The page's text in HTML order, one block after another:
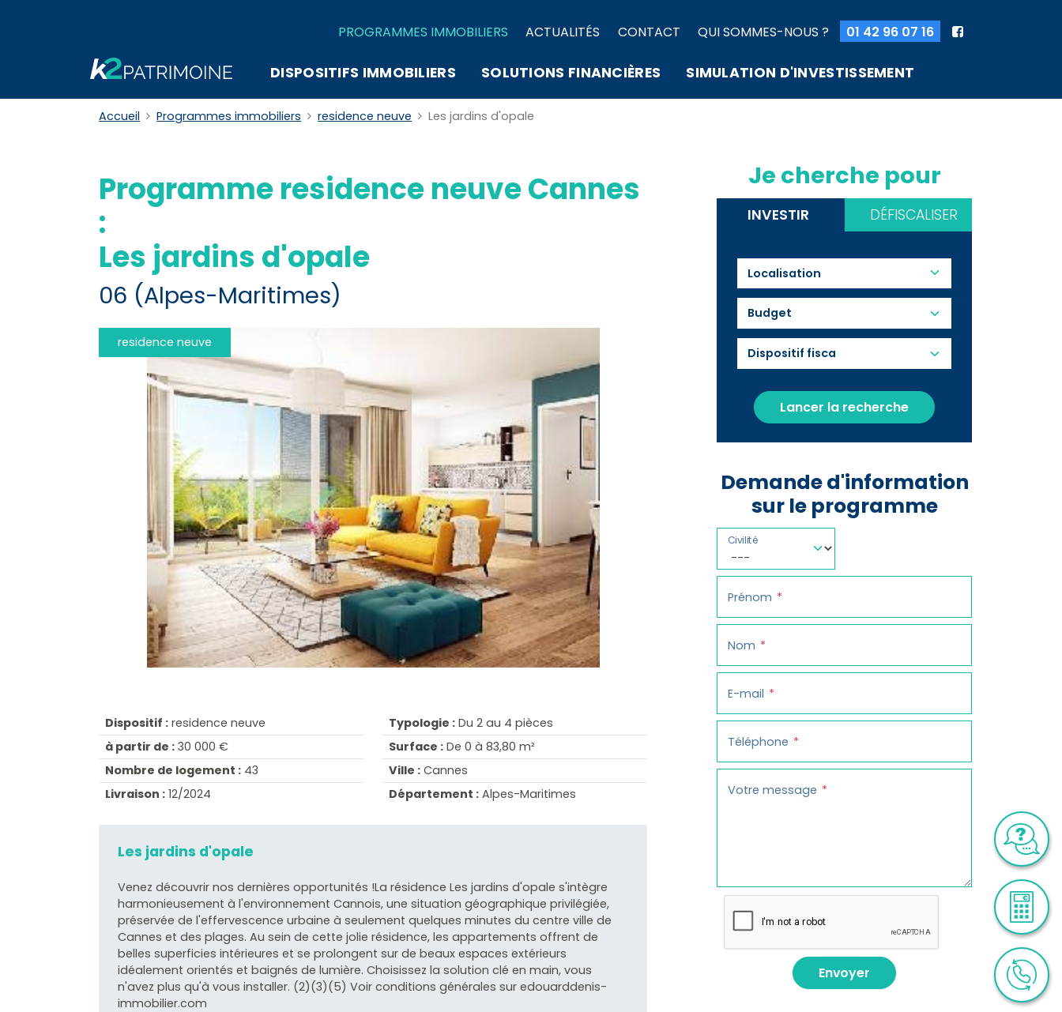
PROGRAMMES IMMOBILIERS ACTUALITÉS CONTACT QUI SOMMES-NOUS ? 01 42 96 07 16
DISPOSITIFS IMMOBILIERS SOLUTIONS FINANCIÈRES SIMULATION D'INVESTISSEMENT
Accueil Programmes immobiliers residence neuve Les jardins d'opale
Programme residence neuve Cannes
:
Les jardins d'opale
06 (Alpes-Maritimes)
residence neuve
Dispositif : residence neuve
à partir de : 30 000 €
Nombre de logement : 43
Livraison : 12/2024
Typologie : Du 2 au 4 pièces
Surface : De 0 à 83,80 m²
Ville : Cannes
Département : Alpes-Maritimes
Les jardins d'opale
Venez découvrir nos dernières opportunités !La résidence Les jardins d'opale s'intègre
harmonieusement à l'environnement Cannois, une situation géographique privilégiée,
préservée de l'effervescence urbaine à seulement quelques minutes du centre ville de
Cannes et des plages. Au sein de cette jolie résidence, les appartements offrent de
belles superficies intérieures et se prolongent sur de beaux espaces extérieurs
idéalement orientés et baignés de lumière. Choisissez la solution clé en main, vous
n'avez plus qu'à vous installer. (2)(3)(5) Voir conditions générales sur edouarddenis-
immobilier.com
Je cherche pour
INVESTIR DÉFISCALISER
Budget
Lancer la recherche
Demande d'information
sur le programme
Civilité
Prénom
Nom
E-mail
Téléphone
Votre message
Envoyer